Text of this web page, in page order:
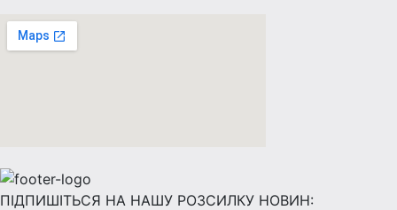
ПІДПИШІТЬСЯ НА НАШУ РОЗСИЛКУ НОВИН: